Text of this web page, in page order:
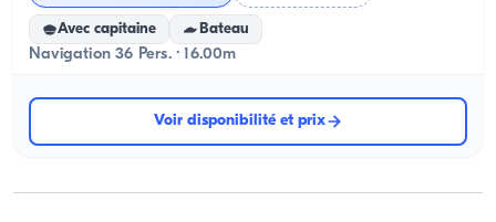
Avec capitaine Bateau
Navigation 36 Pers. · 16.00m
Voir disponibilité et prix